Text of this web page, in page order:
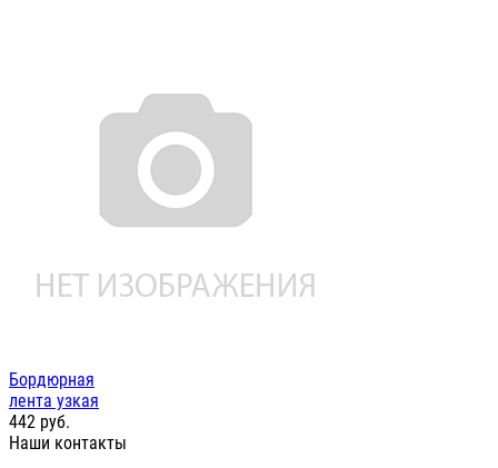
Бордюрная
лента узкая
442 руб.
Наши контакты